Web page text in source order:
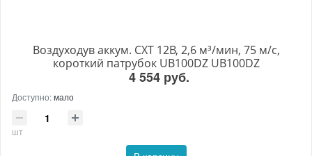
Воздуходув аккум. CXT 12В, 2,6 м³/мин, 75 м/с,
короткий патрубок UB100DZ UB100DZ
4 554 руб.
Доступно:мало
шт